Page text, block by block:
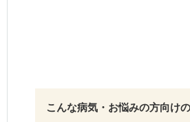
こんな病気・お悩みの方向け